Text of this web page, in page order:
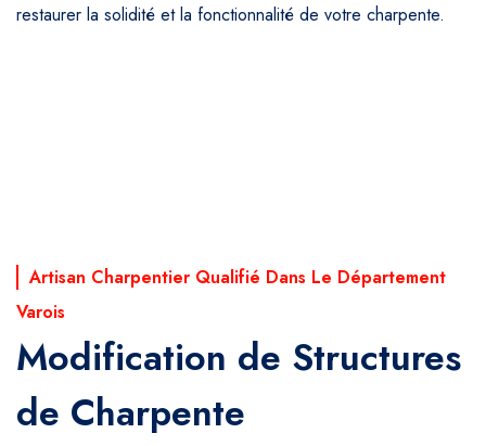
restaurer la solidité et la fonctionnalité de votre charpente.
Artisan Charpentier Qualifié Dans Le Département
Varois
Modification de Structures
de Charpente